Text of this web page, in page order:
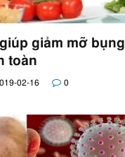
giảm mỡ bụng
toàn
02-16 0